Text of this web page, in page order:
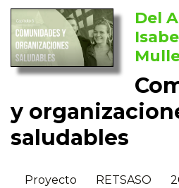
Del
y
saludables
Proyecto RETSASO